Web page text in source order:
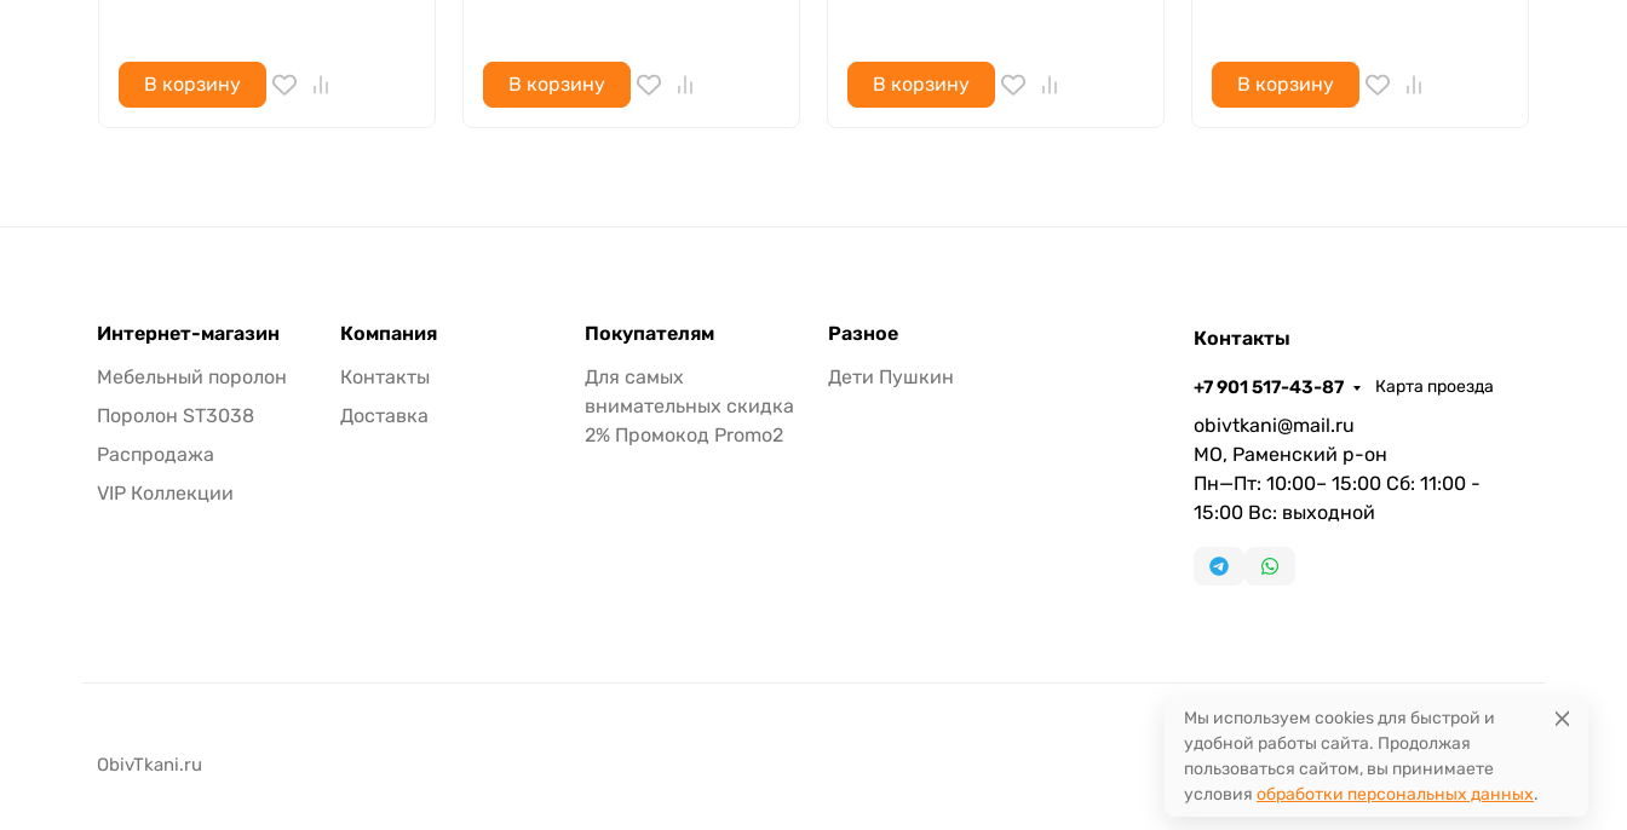
В корзину В корзину В корзину В корзину
Интернет-магазин
Мебельный поролон
Поролон ST3038
Распродажа
VIP Коллекции
Компания
Контакты
Доставка
Покупателям
Для самых
внимательных скидка
2% Промокод Promo2
Разное
Дети Пушкин
Контакты
+7 901 517-43-87 Карта проезда
obivtkani@mail.ru
МО, Раменский р-он
Пн—Пт: 10:00– 15:00 Сб: 11:00 -
15:00 Вс: выходной
ObivTkani.ru
Мы используем cookies для быстрой и
удобной работы сайта. Продолжая
пользоваться сайтом, вы принимаете
условия обработки персональных данных.